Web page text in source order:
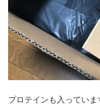
プロテインも入ってい